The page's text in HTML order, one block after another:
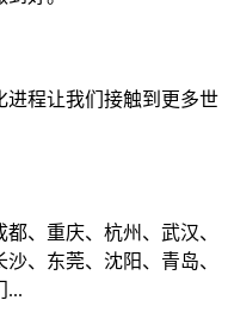
进程让我们接触到更多世
、重庆、杭州、武汉、
、东莞、沈阳、青岛、
...